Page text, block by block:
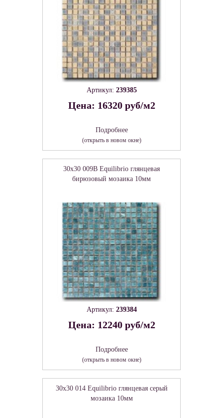
Артикул: 239385
Цена: 16320 руб/м2
Подробнее
(открыть в новом окне)
30x30 009B Equilibrio глянцевая
бирюзовый мозаика 10мм
Артикул: 239384
Цена: 12240 руб/м2
Подробнее
(открыть в новом окне)
30x30 014 Equilibrio глянцевая серый
мозаика 10мм